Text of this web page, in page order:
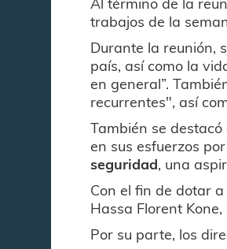
trabajos de la
Durante la reunión,
país, así como la
en general”.
recurrentes", así
También se
en sus esfuerzos
seguridad, una
Con el fin de dotar
Hassa Florent
Por su parte, los